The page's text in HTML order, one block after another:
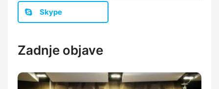
Skype
Zadnje objave